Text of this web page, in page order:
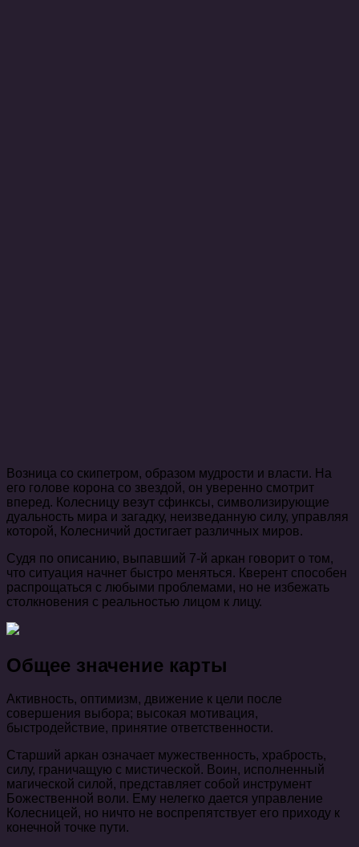
Возница со скипетром, образом мудрости и власти. На
его голове корона со звездой, он уверенно смотрит
вперед. Колесницу везут сфинксы, символизирующие
дуальность мира и загадку, неизведанную силу, управляя
которой, Колесничий достигает различных миров.
Судя по описанию, выпавший 7-й аркан говорит о том,
что ситуация начнет быстро меняться. Кверент способен
распрощаться с любыми проблемами, но не избежать
столкновения с реальностью лицом к лицу.
Общее значение карты
Активность, оптимизм, движение к цели после
совершения выбора; высокая мотивация,
быстродействие, принятие ответственности.
Старший аркан означает мужественность, храбрость,
силу, граничащую с мистической. Воин, исполненный
магической силой, представляет собой инструмент
Божественной воли. Ему нелегко дается управление
Колесницей, но ничто не воспрепятствует его приходу к
конечной точке пути.